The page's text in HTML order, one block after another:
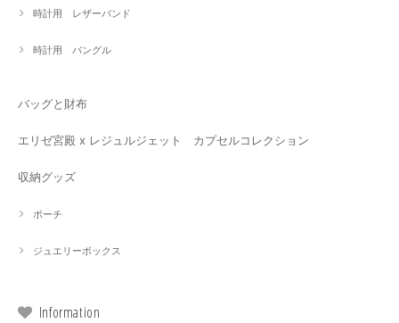
時計用 レザーバンド
時計用 バングル
バッグと財布
エリゼ宮殿 x レジュルジェット カプセルコレクション
収納グッズ
ポーチ
ジュエリーボックス
Information